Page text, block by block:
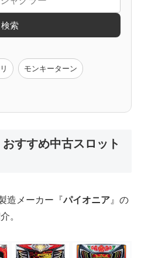
炎炎ノ消防隊
検索
モンキーターン
すすめ中古スロット
造メーカー『パイオニア 』の
。